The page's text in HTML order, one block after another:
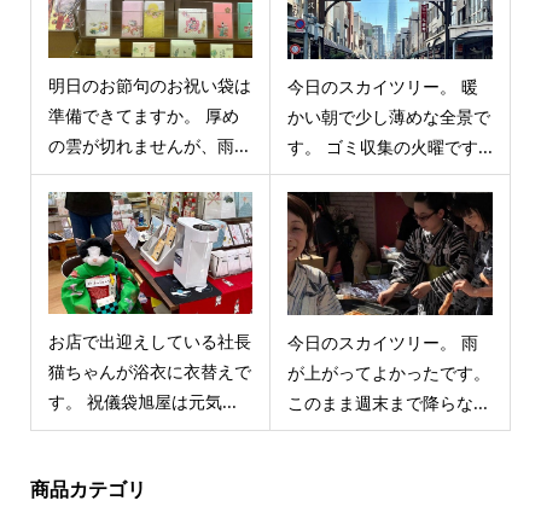
明日のお節句のお祝い袋は
準備できてますか。 厚め
の雲が切れませんが、雨...
今日のスカイツリー。 暖
かい朝で少し薄めな全景で
す。 ゴミ収集の火曜です...
お店で出迎えしている社長
猫ちゃんが浴衣に衣替えで
す。 祝儀袋旭屋は元気...
今日のスカイツリー。 雨
が上がってよかったです。
このまま週末まで降らな...
商品カテゴリ